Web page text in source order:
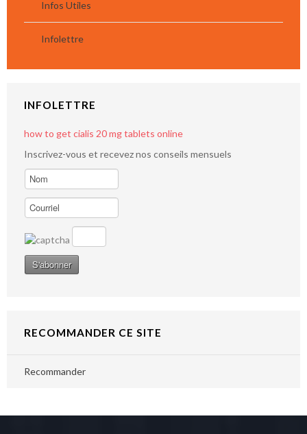
Infos Utiles
Infolettre
INFOLETTRE
how to get cialis 20 mg tablets online
Inscrivez-vous et recevez nos conseils mensuels
RECOMMANDER CE SITE
Recommander